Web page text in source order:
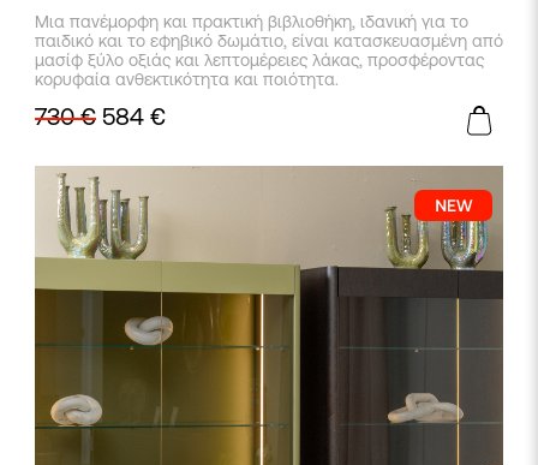
Μια πανέμορφη και πρακτική βιβλιοθήκη, ιδανική για το
παιδικό και το εφηβικό δωμάτιο, είναι κατασκευασμένη από
μασίφ ξύλο οξιάς και λεπτομέρειες λάκας, προσφέροντας
κορυφαία ανθεκτικότητα και ποιότητα.
730€ 584 €